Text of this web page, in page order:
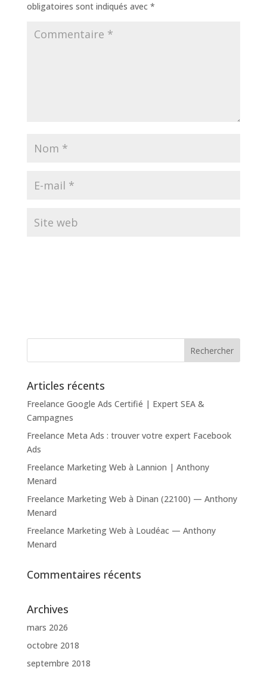
obligatoires sont indiqués avec *
Articles récents
Freelance Google Ads Certifié | Expert SEA &
Campagnes
Freelance Meta Ads : trouver votre expert Facebook
Ads
Freelance Marketing Web à Lannion | Anthony
Menard
Freelance Marketing Web à Dinan (22100) — Anthony
Menard
Freelance Marketing Web à Loudéac — Anthony
Menard
Commentaires récents
Archives
mars 2026
octobre 2018
septembre 2018